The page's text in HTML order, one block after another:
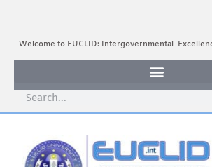
Welcome to EUCLID: Intergovernmental